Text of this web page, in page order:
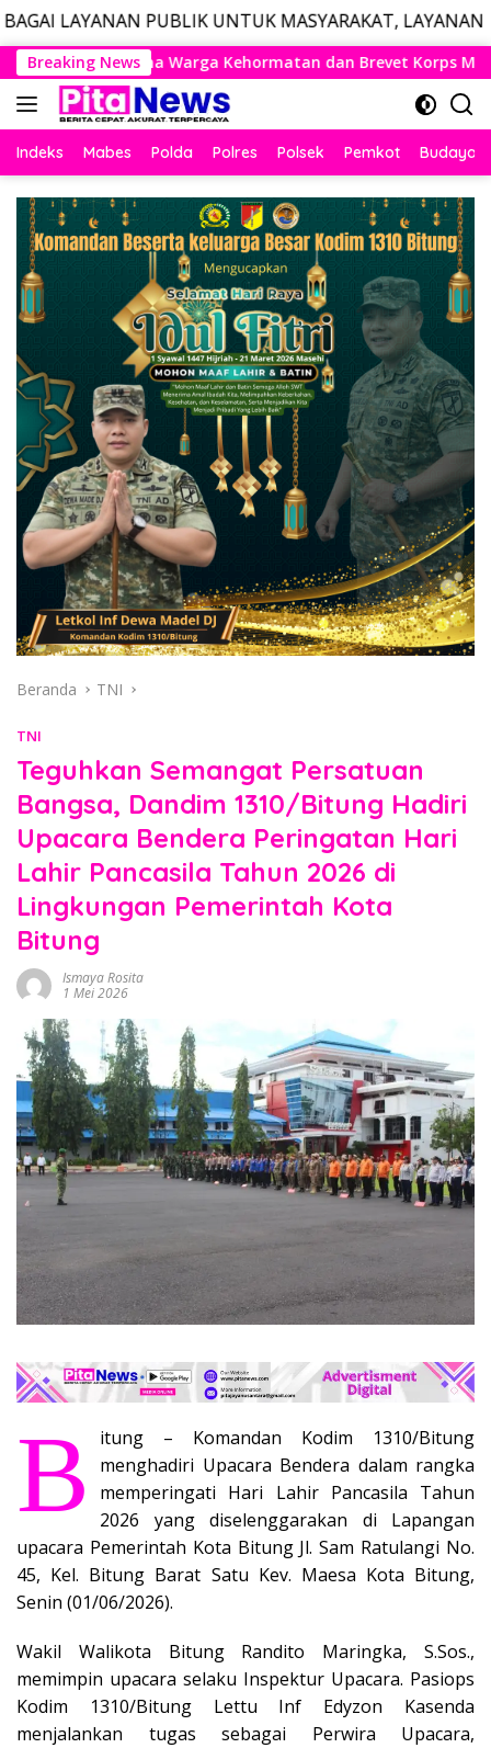
UNTUK MASYARAKAT, LAYANAN DARURAT
Langsung
ke
konten
Breaking News
dan Brevet Korps Marinir Panglima TNI dan
Indeks Mabes Polda Polres Polsek Pemkot Budaya
Beranda TNI
TNI
Teguhkan Semangat Persatuan
Bangsa, Dandim 1310/Bitung Hadiri
Upacara Bendera Peringatan Hari
Lahir Pancasila Tahun 2026 di
Lingkungan Pemerintah Kota
Bitung
Ismaya Rosita
1 Mei 2026
B
itung – Komandan Kodim 1310/Bitung
menghadiri Upacara Bendera dalam rangka
memperingati Hari Lahir Pancasila Tahun
2026 yang diselenggarakan di Lapangan
upacara Pemerintah Kota Bitung Jl. Sam Ratulangi No.
45, Kel. Bitung Barat Satu Kev. Maesa Kota Bitung,
Senin (01/06/2026).
Wakil Walikota Bitung Randito Maringka, S.Sos.,
memimpin upacara selaku Inspektur Upacara. Pasiops
Kodim 1310/Bitung Lettu Inf Edyzon Kasenda
menjalankan tugas sebagai Perwira Upacara,